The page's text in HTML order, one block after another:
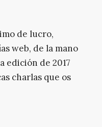
de lucro,
web, de la mano
edición de 2017
charlas que os